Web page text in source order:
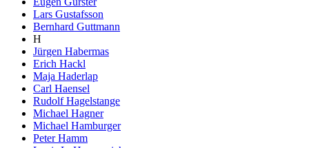
Lars Gustafsson
Bernhard Guttmann
H
Jürgen Habermas
Erich Hackl
Maja Haderlap
Carl Haensel
Rudolf Hagelstange
Michael Hagner
Michael Hamburger
Peter Hamm